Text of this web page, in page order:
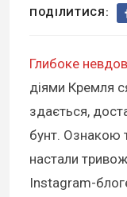
ПОДІЛИТИСЯ:
Глибоке
діями Кремля
здається,
бунт. Ознакою
настали
Instagram-